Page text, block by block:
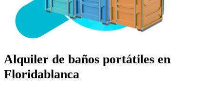
Alquiler de baños portátiles en
Floridablanca